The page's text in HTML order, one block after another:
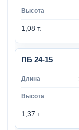
1,08 т.
ПБ 24-15
1,37 т.